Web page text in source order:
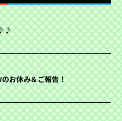
♪♪
お休み＆ご報告！